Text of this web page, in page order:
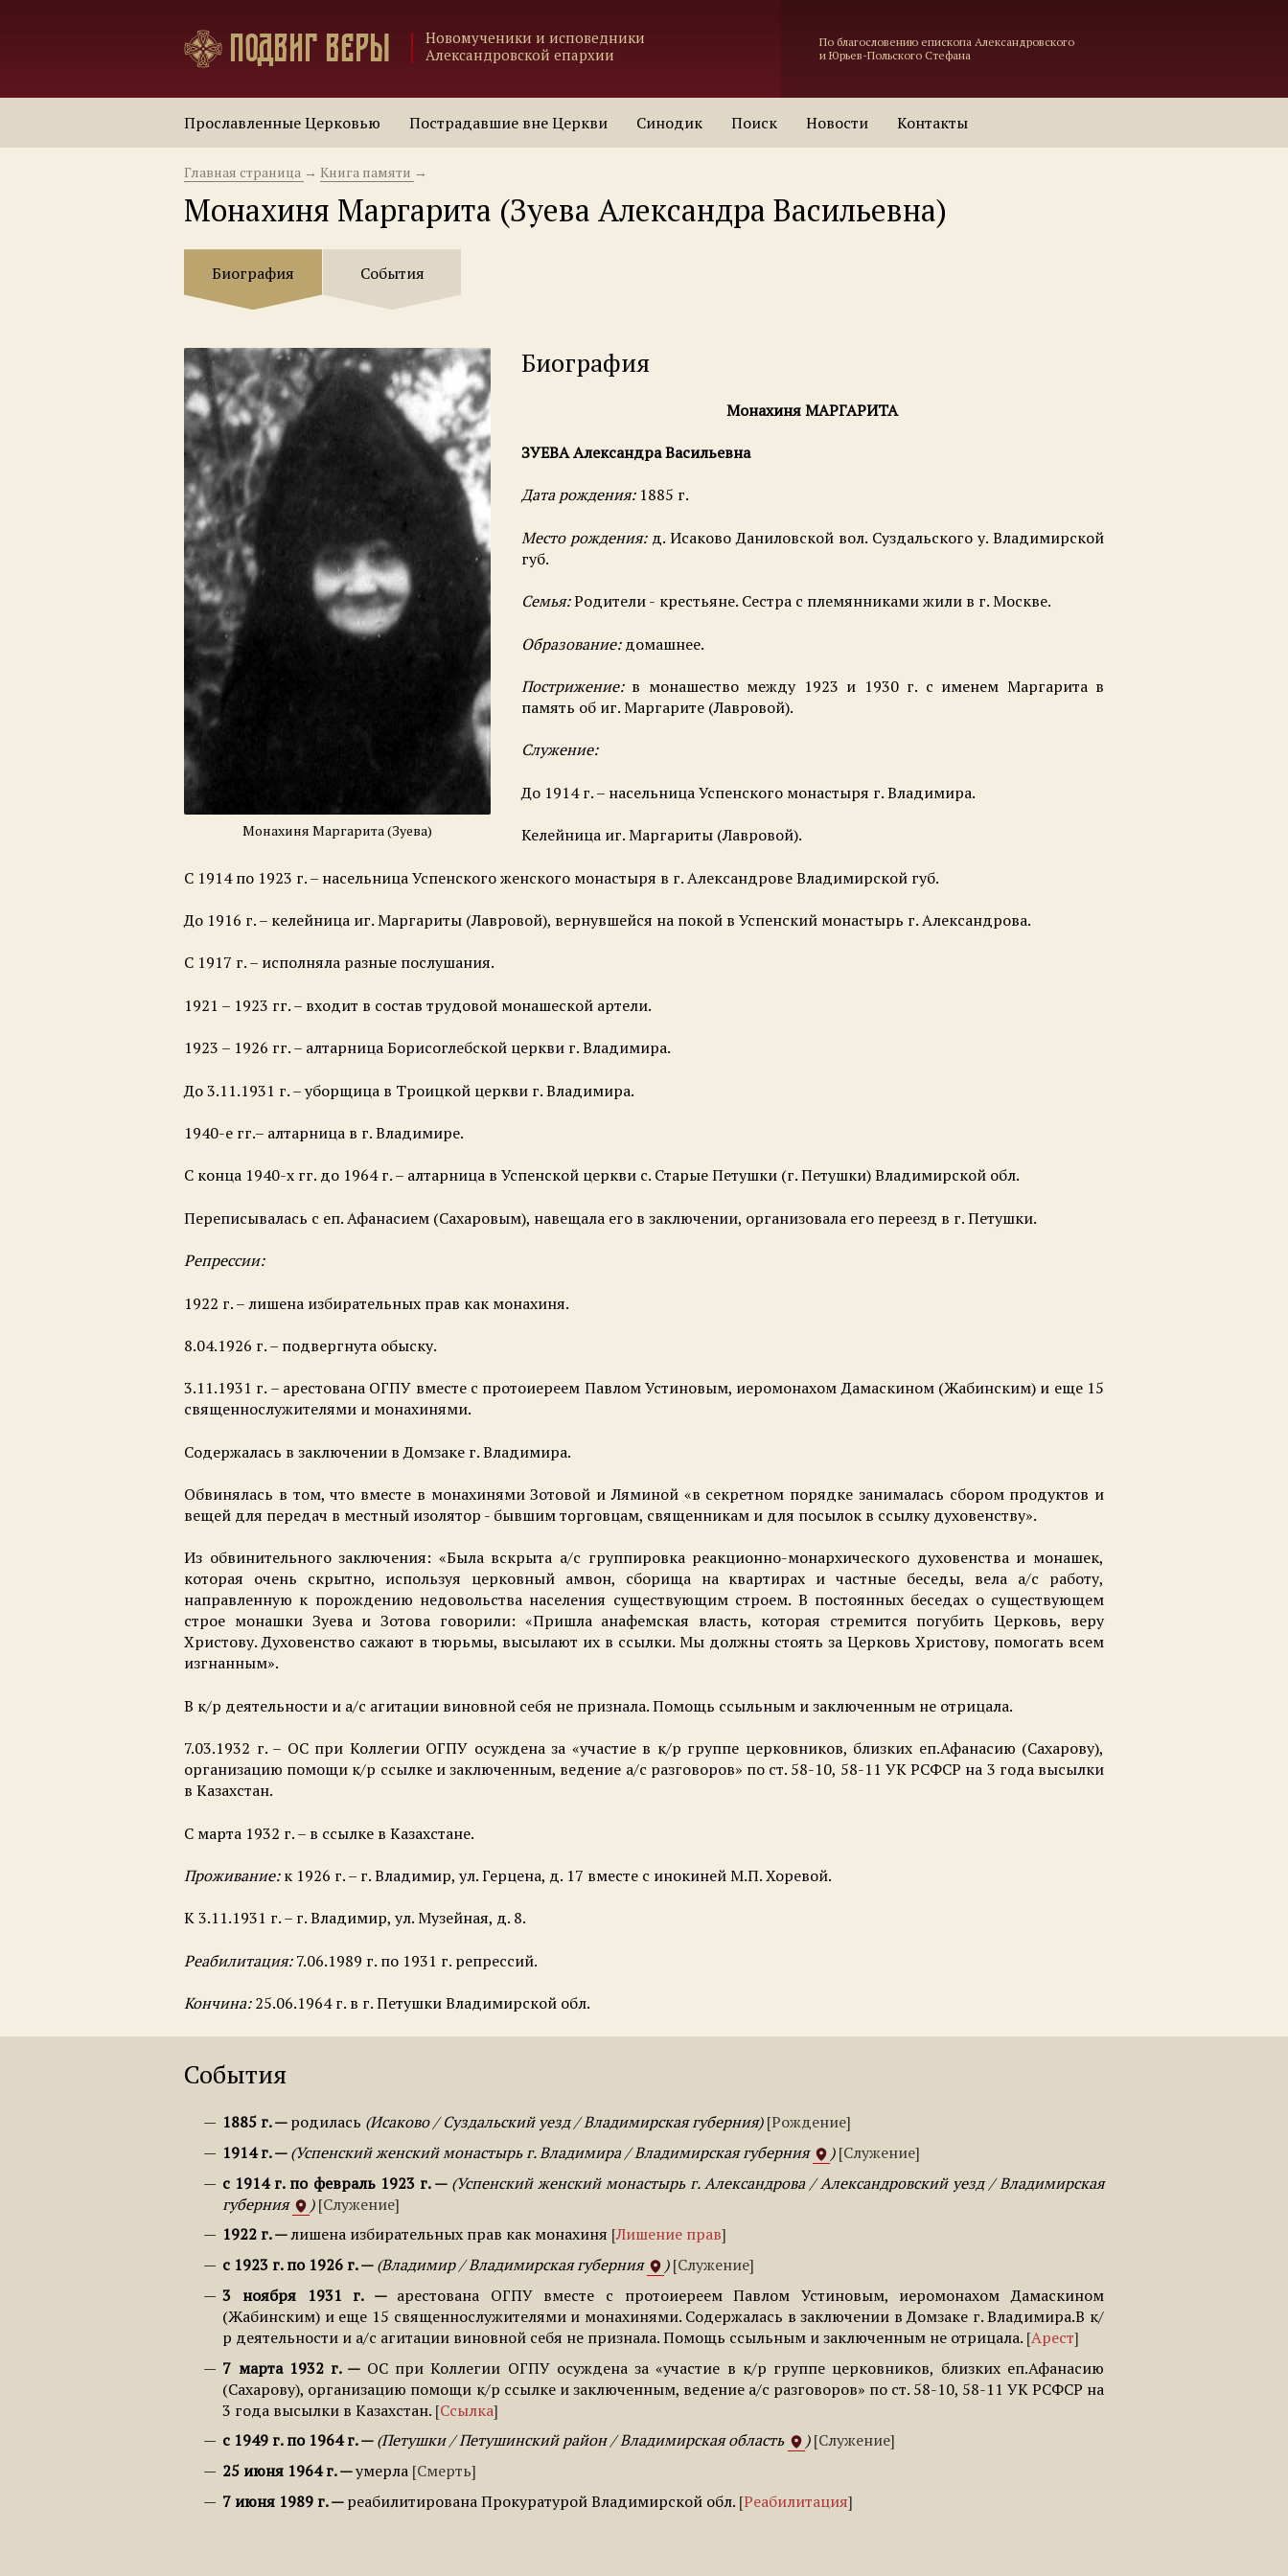
Подвиг веры
Новомученики и исповедники
Александровской епархии
По благословению епископа Александровского
и Юрьев-Польского Стефана
Прославленные Церковью Пострадавшие вне Церкви Синодик Поиск Новости Контакты
Главная страница → Книга памяти →
Монахиня Маргарита (Зуева Александра Васильевна)
Биография События
Монахиня Маргарита (Зуева)
Биография
Монахиня МАРГАРИТА
ЗУЕВА Александра Васильевна
Дата рождения: 1885 г.
Место рождения: д. Исаково Даниловской вол. Суздальского у. Владимирской
губ.
Семья:Родители - крестьяне. Сестра с племянниками жили в г. Москве.
Образование:домашнее.
Пострижение:в монашество между 1923 и 1930 г. с именем Маргарита в
память об иг. Маргарите (Лавровой).
Служение:
До 1914 г. – насельница Успенского монастыря г. Владимира.
Келейница иг. Маргариты (Лавровой).
С 1914 по 1923 г. – насельница Успенского женского монастыря в г. Александрове Владимирской губ.
До 1916 г. – келейница иг. Маргариты (Лавровой), вернувшейся на покой в Успенский монастырь г. Александрова.
С 1917 г. – исполняла разные послушания.
1921 – 1923 гг. – входит в состав трудовой монашеской артели.
1923 – 1926 гг. – алтарница Борисоглебской церкви г. Владимира.
До 3.11.1931 г. – уборщица в Троицкой церкви г. Владимира.
1940-е гг.– алтарница в г. Владимире.
С конца 1940-х гг. до 1964 г. – алтарница в Успенской церкви с. Старые Петушки (г. Петушки) Владимирской обл.
Переписывалась с еп. Афанасием (Сахаровым), навещала его в заключении, организовала его переезд в г. Петушки.
Репрессии:
1922 г. – лишена избирательных прав как монахиня.
8.04.1926 г. – подвергнута обыску.
3.11.1931 г. – арестована ОГПУ вместе с протоиереем Павлом Устиновым, иеромонахом Дамаскином (Жабинским) и еще 15
священнослужителями и монахинями.
Содержалась в заключении в Домзаке г. Владимира.
Обвинялась в том, что вместе в монахинями Зотовой и Ляминой «в секретном порядке занималась сбором продуктов и
вещей для передач в местный изолятор - бывшим торговцам, священникам и для посылок в ссылку духовенству».
Из обвинительного заключения: «Была вскрыта а/с группировка реакционно-монархического духовенства и монашек,
которая очень скрытно, используя церковный амвон, сборища на квартирах и частные беседы, вела а/с работу,
направленную к порождению недовольства населения существующим строем. В постоянных беседах о существующем
строе монашки Зуева и Зотова говорили: «Пришла анафемская власть, которая стремится погубить Церковь, веру
Христову. Духовенство сажают в тюрьмы, высылают их в ссылки. Мы должны стоять за Церковь Христову, помогать всем
изгнанным».
В к/р деятельности и а/с агитации виновной себя не признала. Помощь ссыльным и заключенным не отрицала.
7.03.1932 г. – ОС при Коллегии ОГПУ осуждена за «участие в к/р группе церковников, близких еп.Афанасию (Сахарову),
организацию помощи к/р ссылке и заключенным, ведение а/с разговоров» по ст. 58-10, 58-11 УК РСФСР на 3 года высылки
в Казахстан.
С марта 1932 г. – в ссылке в Казахстане.
Проживание:к 1926 г. – г. Владимир, ул. Герцена, д. 17 вместе с инокиней М.П. Хоревой.
К 3.11.1931 г. – г. Владимир, ул. Музейная, д. 8.
Реабилитация:7.06.1989 г. по 1931 г. репрессий.
Кончина:25.06.1964 г. в г. Петушки Владимирской обл.
События
1885 г. родилась Исаково / Суздальский уезд / Владимирская губерния
Рождение
1914 г.
Успенский женский монастырь г. Владимира / Владимирская губерния
Служение
с 1914 г. по февраль 1923 г.
Успенский женский монастырь г. Александрова / Александровский уезд / Владимирская
губерния
Служение
1922 г.
лишена избирательных прав как монахиня Лишение прав
с 1923 г. по 1926 г.
Владимир / Владимирская губерния
Служение
3 ноября 1931 г.
арестована ОГПУ вместе с протоиереем Павлом Устиновым, иеромонахом Дамаскином
(Жабинским) и еще 15 священнослужителями и монахинями. Содержалась в заключении в Домзаке г. Владимира.В к/
р деятельности и а/с агитации виновной себя не признала. Помощь ссыльным и заключенным не отрицала. Арест
7 марта 1932 г.
ОС при Коллегии ОГПУ осуждена за «участие в к/р группе церковников, близких еп.Афанасию
(Сахарову), организацию помощи к/р ссылке и заключенным, ведение а/с разговоров» по ст. 58-10, 58-11 УК РСФСР на
3 года высылки в Казахстан. Ссылка
с 1949 г. по 1964 г.
Петушки / Петушинский район / Владимирская область
Служение
25 июня 1964 г.
умерла Смерть
7 июня 1989 г.
реабилитирована Прокуратурой Владимирской обл. Реабилитация